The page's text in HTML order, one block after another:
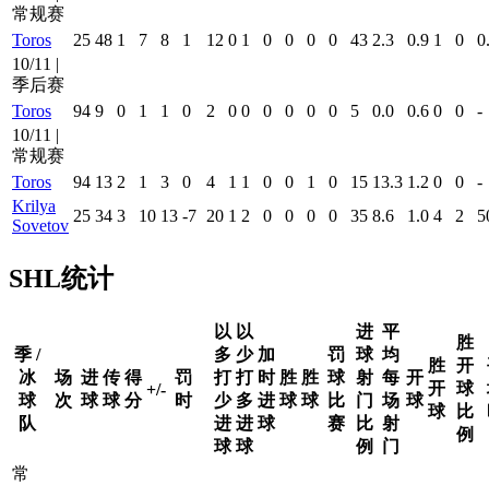
常规赛
Toros
25 48 1 7 8 1 12 0 1 0 0 0 0 43 2.3 0.9 1 0
10/11 |
季后赛
Toros
94 9 0 1 1 0 2 0 0 0 0 0 0 5 0.0 0.6 0 0
-
10/11 |
常规赛
Toros
94 13 2 1 3 0 4 1 1 0 0 1 0 15 13.3 1.2 0 0
-
Krilya
Sovetov
25 34 3 10 13 -7 20 1 2 0 0 0 0 35 8.6 1.0 4 2
SHL统计
季 /
冰
球
队
场
次
进
球
传
球
得
分
+/-
罚
时
以
多
打
少
进
球
以
少
打
多
进
球
加
时
进
球
胜
球
胜
球
罚
球
比
赛
进
球
射
门
比
例
平
均
每
场
射
门
开
球
胜
开
球
胜
开
球
比
例
常